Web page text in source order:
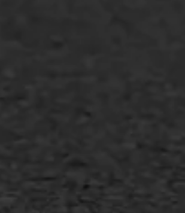
Gietasfalt reparatie